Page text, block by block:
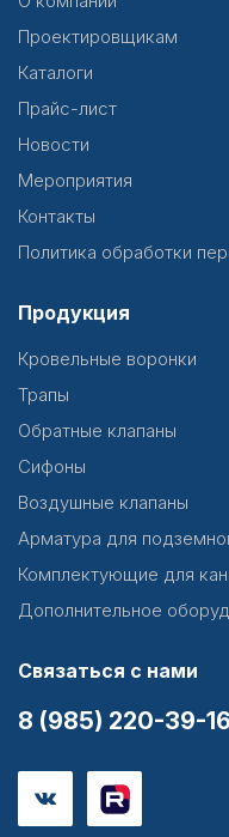
Проектировщикам
Каталоги
Прайс-лист
Новости
Мероприятия
Контакты
Политика обработки
Продукция
Кровельные воронки
Трапы
Обратные клапаны
Сифоны
Воздушные клапаны
Арматура для
Комплектующие для
Дополнительное
Связаться с нами
8 (985) 220-39-16